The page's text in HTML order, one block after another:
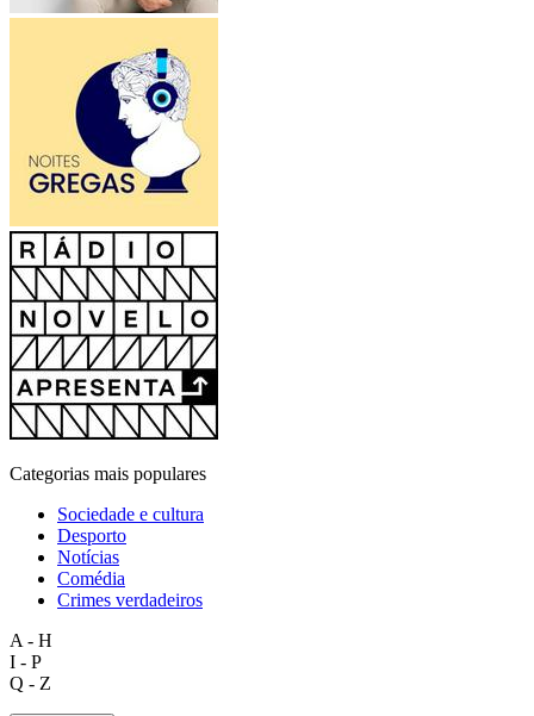
Categorias mais populares
Sociedade e cultura
Desporto
Notícias
Comédia
Crimes verdadeiros
A - H
I - P
Q - Z